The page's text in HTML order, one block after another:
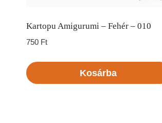
Kartopu Amigurumi – Fehér – 010
750 Ft
Kosárba